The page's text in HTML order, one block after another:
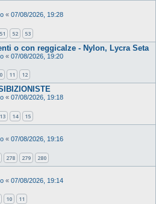
« 07/08/2026, 19:28
51 52 53
o con reggicalze - Nylon, Lycra Seta
« 07/08/2026, 19:20
11 12
« 07/08/2026, 19:18
13 14 15
« 07/08/2026, 19:16
278 279 280
« 07/08/2026, 19:14
10 11